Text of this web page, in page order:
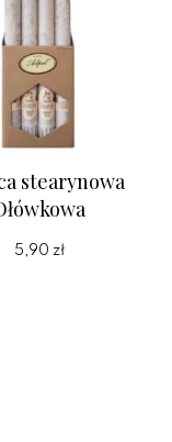
stearynowa
5,90 zł